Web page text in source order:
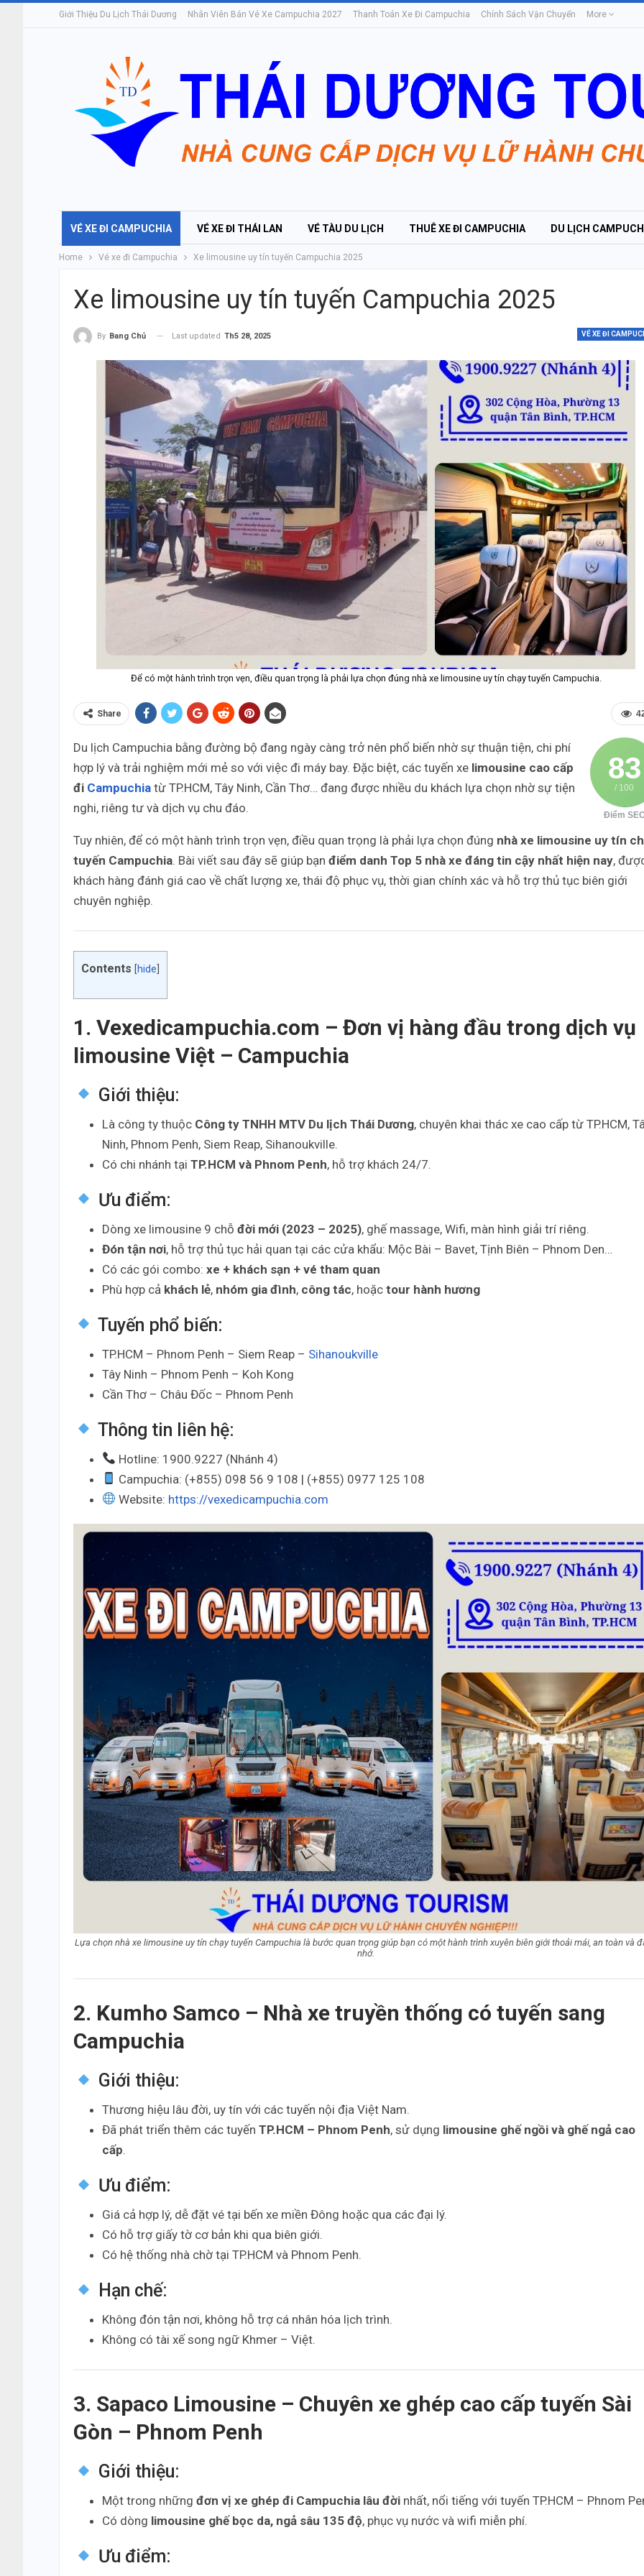
Giới Thiệu Du Lịch Thái Dương Nhân Viên Bán Vé Xe Campuchia 2027 Thanh Toán Xe Đi Campuchia Chính Sách Vận Chuyển More
VÉ XE ĐI CAMPUCHIA VÉ XE ĐI THÁI LAN VÉ TÀU DU LỊCH THUÊ XE ĐI CAMPUCHIA DU LỊCH
Home Vé xe đi Campuchia Xe limousine uy tín tuyến Campuchia 2025
Xe limousine uy tín tuyến Campuchia 2025
VÉ XE ĐI
By Bang Chủ Last updated Th5 28, 2025
Để có một hành trình trọn vẹn, điều quan trọng là phải lựa chọn đúng nhà xe limousine uy tín chạy tuyến Campuchia.
Share
83
/ 100
Điểm
Du lịch Campuchia bằng đường bộ đang ngày càng trở nên phổ biến nhờ sự thuận tiện, chi phí
hợp lý và trải nghiệm mới mẻ so với việc đi máy bay. Đặc biệt, các tuyến xe limousine cao cấp
đi Campuchia từ TP.HCM, Tây Ninh, Cần Thơ… đang được nhiều du khách lựa chọn nhờ sự tiện
nghi, riêng tư và dịch vụ chu đáo.
Tuy nhiên, để có một hành trình trọn vẹn, điều quan trọng là phải lựa chọn đúng nhà xe limousine uy tín
tuyến Campuchia. Bài viết sau đây sẽ giúp bạn điểm danh Top 5 nhà xe đáng tin cậy nhất hiện nay,
khách hàng đánh giá cao về chất lượng xe, thái độ phục vụ, thời gian chính xác và hỗ trợ thủ tục biên giới
chuyên nghiệp.
Contents hide
1. Vexedicampuchia.com – Đơn vị hàng đầu trong dịch vụ
limousine Việt – Campuchia
Giới thiệu:
Là công ty thuộc Công ty TNHH MTV Du lịch Thái Dương, chuyên khai thác xe cao cấp từ TP.HCM,
Ninh, Phnom Penh, Siem Reap, Sihanoukville.
Có chi nhánh tại TP.HCM và Phnom Penh, hỗ trợ khách 24/7.
Ưu điểm:
Dòng xe limousine 9 chỗ đời mới (2023 – 2025), ghế massage, Wifi, màn hình giải trí riêng.
Đón tận nơi, hỗ trợ thủ tục hải quan tại các cửa khẩu: Mộc Bài – Bavet, Tịnh Biên – Phnom Den…
Có các gói combo: xe + khách sạn + vé tham quan
Phù hợp cả khách lẻ, nhóm gia đình, công tác, hoặc tour hành hương
Tuyến phổ biến:
TP.HCM – Phnom Penh – Siem Reap – Sihanoukville
Tây Ninh – Phnom Penh – Koh Kong
Cần Thơ – Châu Đốc – Phnom Penh
Thông tin liên hệ:
Hotline: 1900.9227 (Nhánh 4)
Campuchia: (+855) 098 56 9 108 | (+855) 0977 125 108
Website: https://vexedicampuchia.com
Lựa chọn nhà xe limousine uy tín chạy tuyến Campuchia là bước quan trọng giúp bạn có một hành trình xuyên biên giới thoải mái, an toàn và
nhớ.
2. Kumho Samco – Nhà xe truyền thống có tuyến sang
Campuchia
Giới thiệu:
Thương hiệu lâu đời, uy tín với các tuyến nội địa Việt Nam.
Đã phát triển thêm các tuyến TP.HCM – Phnom Penh, sử dụng limousine ghế ngồi và ghế ngả cao
cấp.
Ưu điểm:
Giá cả hợp lý, dễ đặt vé tại bến xe miền Đông hoặc qua các đại lý.
Có hỗ trợ giấy tờ cơ bản khi qua biên giới.
Có hệ thống nhà chờ tại TP.HCM và Phnom Penh.
Hạn chế:
Không đón tận nơi, không hỗ trợ cá nhân hóa lịch trình.
Không có tài xế song ngữ Khmer – Việt.
3. Sapaco Limousine – Chuyên xe ghép cao cấp tuyến Sài
Gòn – Phnom Penh
Giới thiệu:
Một trong những đơn vị xe ghép đi Campuchia lâu đời nhất, nổi tiếng với tuyến TP.HCM – Phnom
Có dòng limousine ghế bọc da, ngả sâu 135 độ, phục vụ nước và wifi miễn phí.
Ưu điểm: